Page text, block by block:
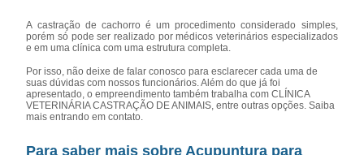
A castração de cachorro é um procedimento considerado simples,
porém só pode ser realizado por médicos veterinários especializados
e em uma clínica com uma estrutura completa.
Por isso, não deixe de falar conosco para esclarecer cada uma de
suas dúvidas com nossos funcionários. Além do que já foi
apresentado, o empreendimento também trabalha com CLÍNICA
VETERINÁRIA CASTRAÇÃO DE ANIMAIS, entre outras opções. Saiba
mais entrando em contato.
Para saber mais sobre Acupuntura para